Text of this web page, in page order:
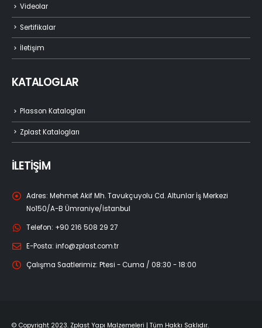
Videolar
Sertifikalar
İletişim
KATALOGLAR
Plasson Katalogları
Zplast Katalogları
İLETİŞİM
Adres: Mehmet Akif Mh. Tavukçuyolu Cd. Altunlar İş Merkezi
No150/A-B Ümraniye/İstanbul
Telefon: +90 216 508 29 27
E-Posta: info@zplast.com.tr
Çalışma Saatlerimiz: Ptesi - Cuma / 08:30 - 18:00
© Copyright 2023. Zplast Yapı Malzemeleri | Tüm Hakkı Saklıdır.